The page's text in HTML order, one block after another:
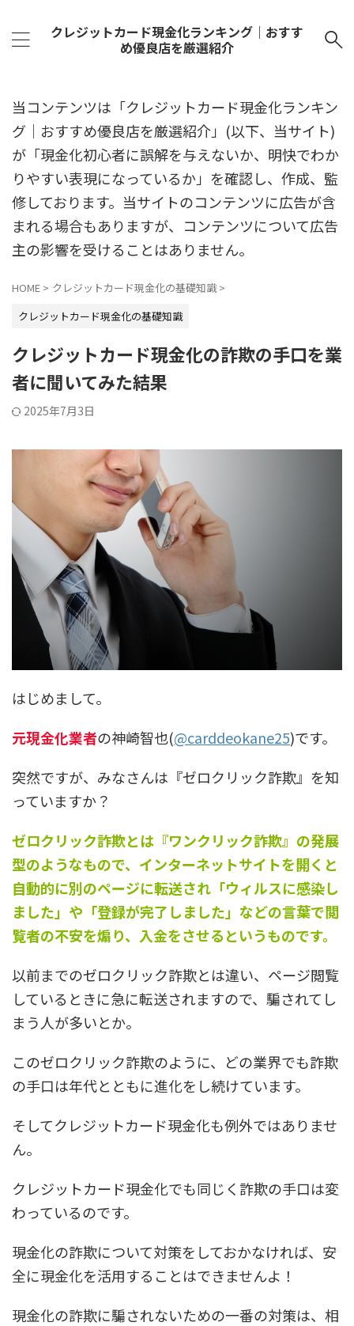
クレジットカード現金化ランキング｜おすす
め優良店を厳選紹介
当コンテンツは「クレジットカード現金化ランキン
グ｜おすすめ優良店を厳選紹介」(以下、当サイト)
が「現金化初心者に誤解を与えないか、明快でわか
りやすい表現になっているか」を確認し、作成、監
修しております。当サイトのコンテンツに広告が含
まれる場合もありますが、コンテンツについて広告
主の影響を受けることはありません。
HOME > クレジットカード現金化の基礎知識 >
クレジットカード現金化の基礎知識
クレジットカード現金化の詐欺の手口を業
者に聞いてみた結果
2025年7月3日
はじめまして。
元現金化業者の神崎智也(@carddeokane25)です。
突然ですが、みなさんは 『ゼロクリック詐欺』 を知
っていますか？
ゼロクリック詐欺とは『ワンクリック詐欺』の発展
型のようなもので、インターネットサイトを開くと
自動的に別のページに転送され「ウィルスに感染し
ました」や「登録が完了しました」などの言葉で閲
覧者の不安を煽り、入金をさせるというものです。
以前までのゼロクリック詐欺とは違い、ページ閲覧
しているときに急に転送されますので、騙されてし
まう人が多いとか。
このゼロクリック詐欺のように、どの業界でも詐欺
の手口は年代とともに進化をし続けています。
そしてクレジットカード現金化も例外ではありませ
ん。
クレジットカード現金化でも同じく詐欺の手口は変
わっているのです。
現金化の詐欺について対策をしておかなければ、安
全に現金化を活用することはできませんよ！
現金化の詐欺に騙されないための一番の対策は、相